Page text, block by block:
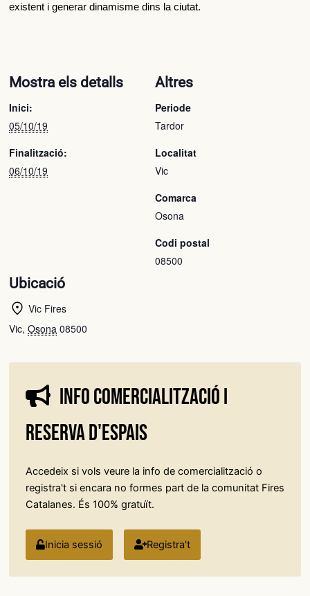
existent i generar dinamisme dins la ciutat.
Mostra els detalls
Inici:
05/10/19
Finalització:
06/10/19
Ubicació
Vic Fires
Vic, Osona 08500
Altres
Periode
Tardor
Localitat
Vic
Comarca
Osona
Codi postal
08500
Info comercialització i
reserva d'espais
Accedeix si vols veure la info de comercialització o
registra't si encara no formes part de la comunitat Fires
Catalanes. És 100% gratuït.
Inicia sessió Registra't